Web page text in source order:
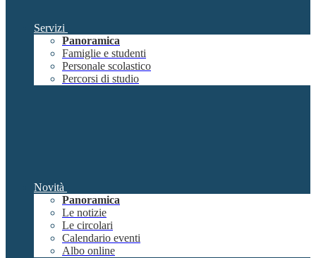
Servizi
Panoramica
Famiglie e studenti
Personale scolastico
Percorsi di studio
Novità
Panoramica
Le notizie
Le circolari
Calendario eventi
Albo online